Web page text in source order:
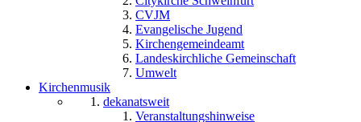
CVJM
Evangelische Jugend
Kirchengemeindeamt
Landeskirchliche Gemeinschaft
Umwelt
Kirchenmusik
dekanatsweit
Veranstaltungshinweise